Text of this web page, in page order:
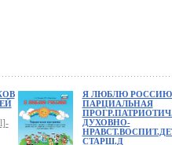
Я ЛЮБЛЮ
ПАРЦИАЛЬНАЯ
ДУХОВНО-
СТАРШ.Д